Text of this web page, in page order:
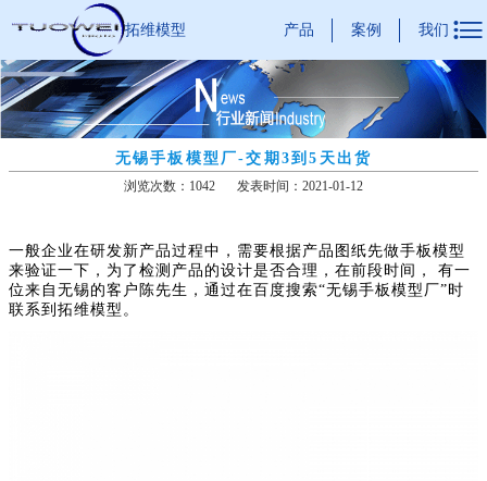
拓维模型 产品 案例 我们 
无锡手板模型厂-交期3到5天出货
浏览次数：1042 发表时间：2021-01-12
一般企业在研发新产品过程中，需要根据产品图纸先做手板模型
来验证一下，为了检测产品的设计是否合理，在前段时间， 有一
位来自无锡的客户陈先生，通过在百度搜索“无锡手板模型厂”时
联系到拓维模型。